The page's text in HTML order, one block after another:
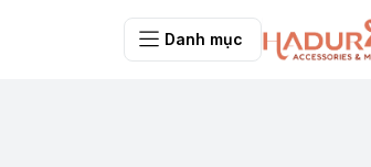
Danh mục